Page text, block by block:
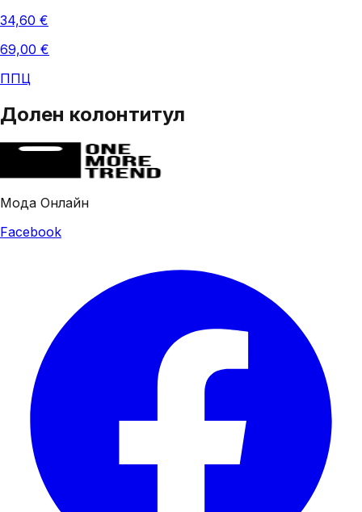
34,60 €
69,00 €
ППЦ
Долен колонтитул
Мода Онлайн
Facebook